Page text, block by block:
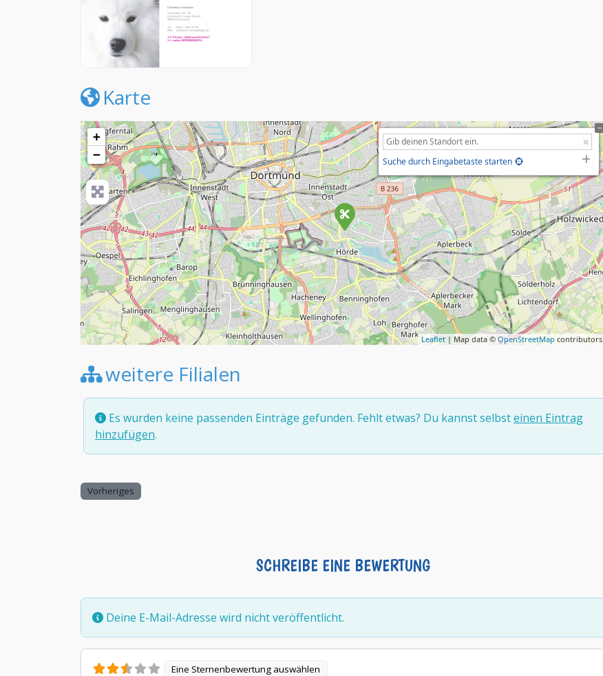
Karte
+
−
Suche durch Eingabetaste starten
Leaflet| Map data ©OpenStreetMapcontributors
weitere Filialen
Es wurden keine passenden Einträge gefunden. Fehlt etwas? Du kannst selbsteinen Eintrag
hinzufügen.
Vorheriges
SCHREIBE EINE BEWERTUNG
Deine E-Mail-Adresse wird nicht veröffentlicht.
Eine Sternenbewertung auswählen